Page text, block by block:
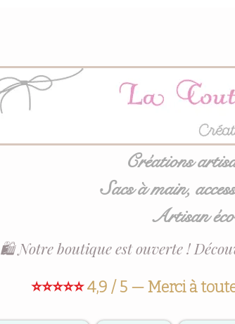
Créations
Sacs à main,
Artisan éco
⭐⭐⭐⭐⭐4,9 / 5 — Merci à
🛍️ Notre boutique est ouverte !